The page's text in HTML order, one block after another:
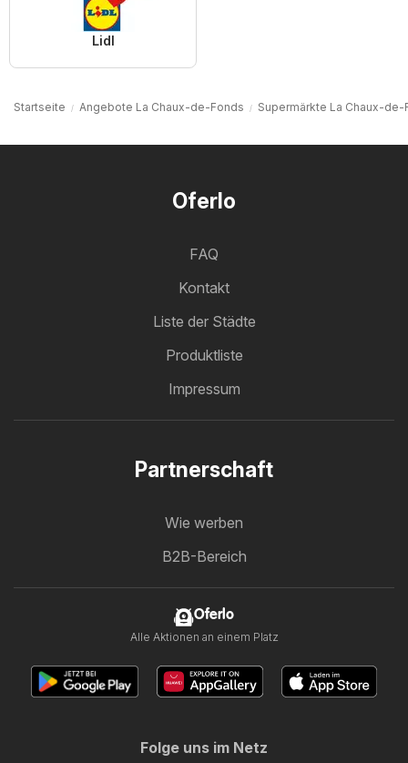
Lidl
Startseite Angebote La Chaux-de-Fonds Supermärkte La Chaux-de-
Oferlo
FAQ
Kontakt
Liste der Städte
Produktliste
Impressum
Partnerschaft
Wie werben
B2B-Bereich
Oferlo
Alle Aktionen an einem Platz
Folge uns im Netz